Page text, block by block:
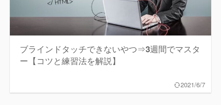
ブラインドタッチできないやつ⇒3週間でマスタ
ー【コツと練習法を解説】
2021/6/7